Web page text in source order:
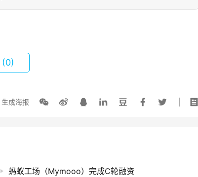
(0)
生成海报
蚂蚁工场（Mymooo）完成C轮融资